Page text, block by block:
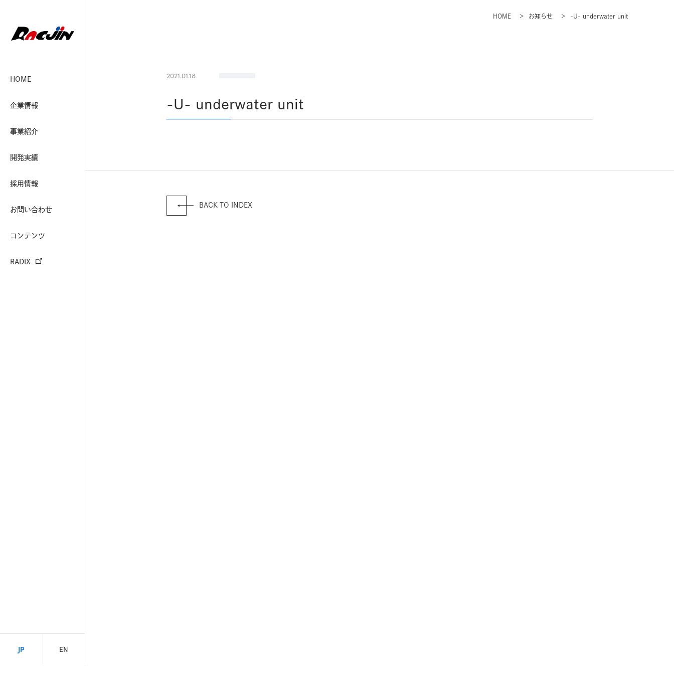
HOME
企業情報
事業紹介
開発実績
採用情報
お問い合わせ
コンテンツ
RADIX
JP EN
HOME お知らせ -U- underwater unit
2021.01.18
-U- underwater unit
BACK TO INDEX